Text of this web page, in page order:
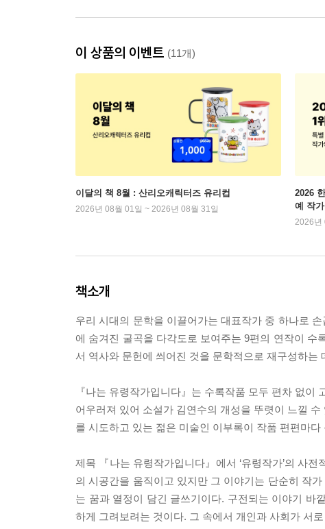
이 상품의 이벤트 (11개)
이달의 책 8월 : 산리오캐릭터즈 유리컵
2026년 08월 01일 ~ 2026년 08월 31일
2026
예 작가
2026년
책소개
우리 시대의 문학을 이끌어가는 대표작가 중 하나로
에 숨겨진 굴곡을 다각도로 보여주는 9편의 연작이
서 역사와 문헌에 씌어진 것을 문학적으로 재구성하는
『나는 유령작가입니다』는 수록작품 모두 편차 없
어우러져 있어 소설가 김연수의 개성을 뚜렷이 느낄
를 시도하고 있는 젊은 미술인 이부록이 작품 편편마
제목 『나는 유령작가입니다』에서 ‘유령작가’의 사
의 시공간을 움직이고 있지만 그 이야기는 단순히 작
는 꿈과 열정이 담긴 글쓰기이다. 구전되는 이야기 바
하게 그려보려는 것이다. 그 속에서 개인과 사회가 서